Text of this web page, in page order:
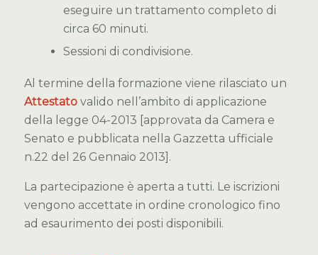
eseguire un trattamento completo di
circa 60 minuti.
Sessioni di condivisione.
Al termine della formazione viene rilasciato un
Attestatovalido nell’ambito di applicazione
della legge 04-2013 [approvata da Camera e
Senato e pubblicata nella Gazzetta ufficiale
n.22 del 26 Gennaio 2013].
La partecipazione è aperta a tutti. Le iscrizioni
vengono accettate in ordine cronologico fino
ad esaurimento dei posti disponibili.​